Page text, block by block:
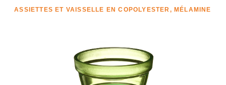
ASSIETTES ET VAISSELLE EN COPOLYESTER, MÉLAMINE